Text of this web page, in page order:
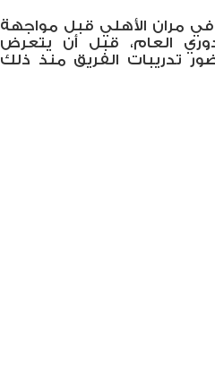
مران الأهلي قبل مواجهة
العام، قبل أن يتعرض
تدريبات الفريق منذ ذلك